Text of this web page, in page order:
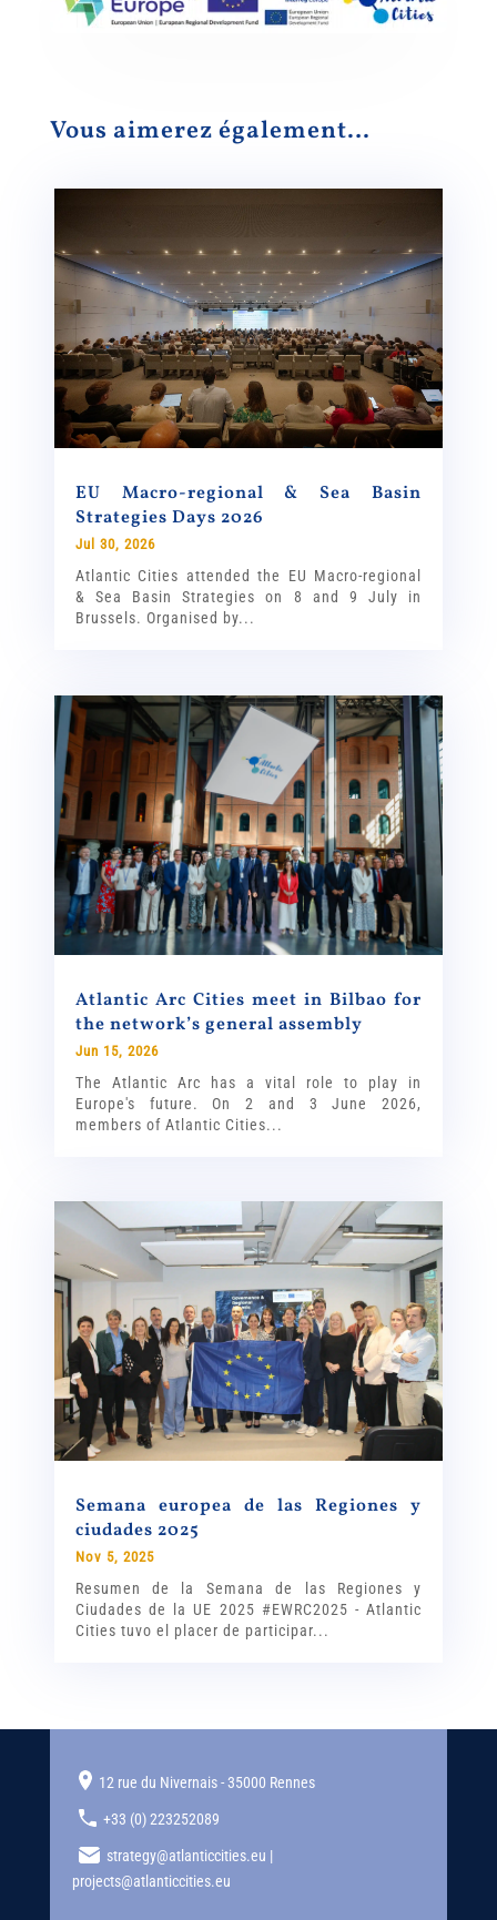
Vous aimerez également…
EU Macro-regional & Sea Basin
Strategies Days 2026
Jul 30, 2026
Atlantic Cities attended the EU Macro-regional
& Sea Basin Strategies on 8 and 9 July in
Brussels. Organised by...
Atlantic Arc Cities meet in Bilbao for
the network’s general assembly
Jun 15, 2026
The Atlantic Arc has a vital role to play in
Europe's future. On 2 and 3 June 2026,
members of Atlantic Cities...
Semana europea de las Regiones y
ciudades 2025
Nov 5, 2025
Resumen de la Semana de las Regiones y
Ciudades de la UE 2025 #EWRC2025 - Atlantic
Cities tuvo el placer de participar...
12 rue du Nivernais - 35000 Rennes
+33 (0) 223252089
strategy@atlanticcities.eu |
projects@atlanticcities.eu